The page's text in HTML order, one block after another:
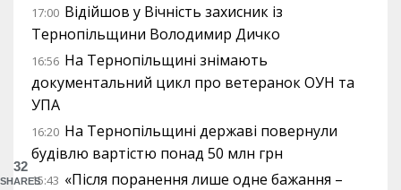
17:00 Відійшов у Вічність захисник із
Тернопільщини Володимир Дичко
16:56 На Тернопільщині знімають
документальний цикл про ветеранок ОУН та
УПА
16:20 На Тернопільщині державі повернули
будівлю вартістю понад 50 млн грн
15:43 «Після поранення лише одне бажання –
32
SHARES